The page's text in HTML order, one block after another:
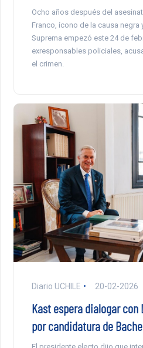
Ocho años después del
Franco, ícono de la causa negra
Suprema empezó este 24 de
exresponsables policiales,
el crimen.
Diario UCHILE 20-02-2026
Kast espera dialogar con
por candidatura de